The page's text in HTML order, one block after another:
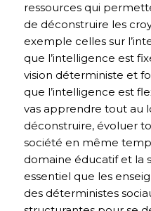
ressources qui
de déconstruire les
exemple celles sur
que l’intelligence est
vision déterministe et
que l’intelligence est
vas apprendre tout au
déconstruire, évoluer
société en même
domaine éducatif et la
essentiel que les
des déterministes